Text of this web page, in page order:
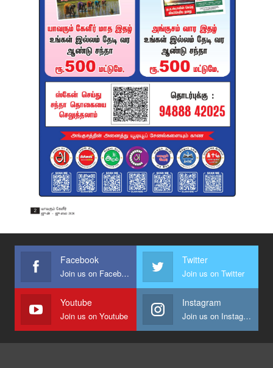
Facebook
Join us on Facebook
Twitter
Join us on Twitter
Youtube
Join us on Youtube
Instagram
Join us on Instagram